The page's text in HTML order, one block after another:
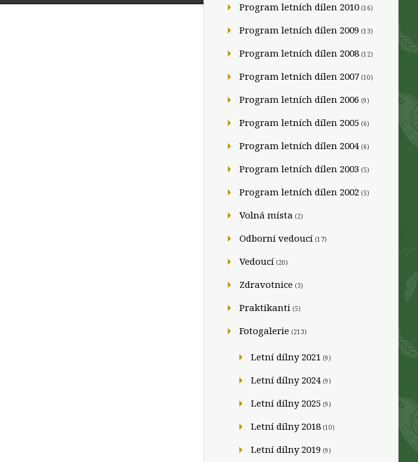
Program letních dílen 2010 (16)
Program letních dílen 2009 (13)
Program letních dílen 2008 (12)
Program letních dílen 2007 (10)
Program letních dílen 2006 (9)
Program letních dílen 2005 (6)
Program letních dílen 2004 (6)
Program letních dílen 2003 (5)
Program letních dílen 2002 (5)
Volná místa (2)
Odborní vedoucí (17)
Vedoucí (20)
Zdravotnice (3)
Praktikanti (5)
Fotogalerie (213)
Letní dílny 2021 (9)
Letní dílny 2024 (9)
Letní dílny 2025 (9)
Letní dílny 2018 (10)
Letní dílny 2019 (9)